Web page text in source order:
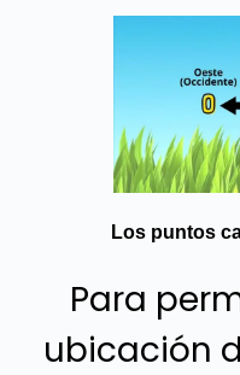
Los puntos
Para
ubicación